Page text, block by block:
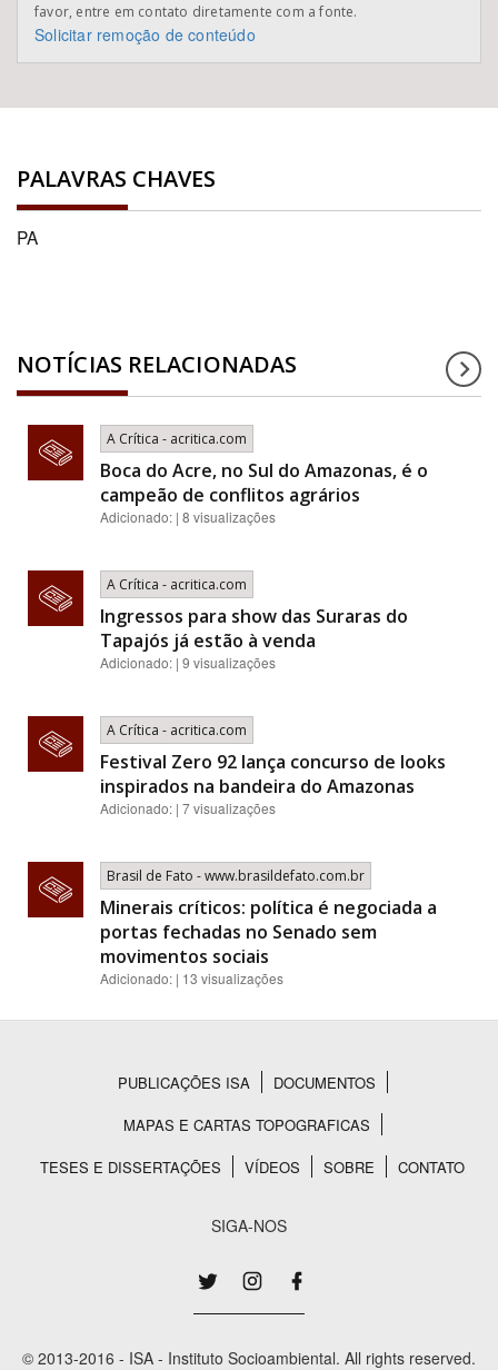
favor, entre em contato diretamente com a fonte.
Solicitar remoção de conteúdo
PALAVRAS CHAVES
PA
NOTÍCIAS RELACIONADAS
A Crítica - acritica.com
Boca do Acre, no Sul do Amazonas, é o
campeão de conflitos agrários
Adicionado: | 8 visualizações
A Crítica - acritica.com
Ingressos para show das Suraras do
Tapajós já estão à venda
Adicionado: | 9 visualizações
A Crítica - acritica.com
Festival Zero 92 lança concurso de looks
inspirados na bandeira do Amazonas
Adicionado: | 7 visualizações
Brasil de Fato - www.brasildefato.com.br
Minerais críticos: política é negociada a
portas fechadas no Senado sem
movimentos sociais
Adicionado: | 13 visualizações
Rodapé
PUBLICAÇÕES ISA
DOCUMENTOS
MAPAS E CARTAS TOPOGRAFICAS
TESES E DISSERTAÇÕES
VÍDEOS SOBRE CONTATO
SIGA-NOS
© 2013-2016 - ISA - Instituto Socioambiental. All rights reserved.